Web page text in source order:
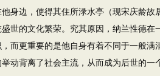
身边，使得其住所渌水亭（现宋庆龄
世的文化繁荣。究其原因，纳兰性德
而更重要的是他自身有着不同于一般
动背离了社会主流，从而成为后世的一